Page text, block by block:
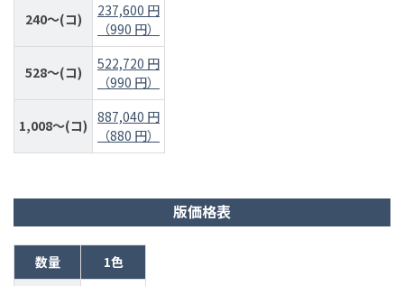
240～(コ)
237,600 円
（990 円）
528～(コ)
522,720 円
（990 円）
1,008～(コ) 887,040 円
（880 円）
版価格表
数量
1色